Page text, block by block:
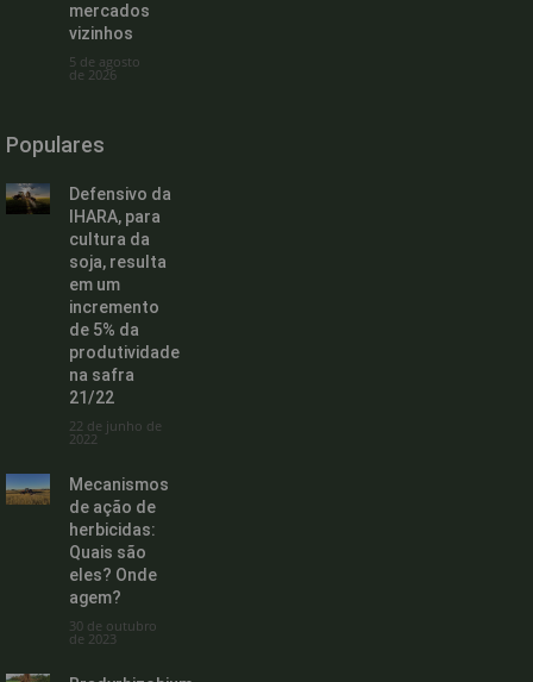
mercados
vizinhos
5 de agosto
de 2026
Populares
Defensivo da
IHARA, para
cultura da
soja, resulta
em um
incremento
de 5% da
produtividade
na safra
21/22
22 de junho de
2022
Mecanismos
de ação de
herbicidas:
Quais são
eles? Onde
agem?
30 de outubro
de 2023